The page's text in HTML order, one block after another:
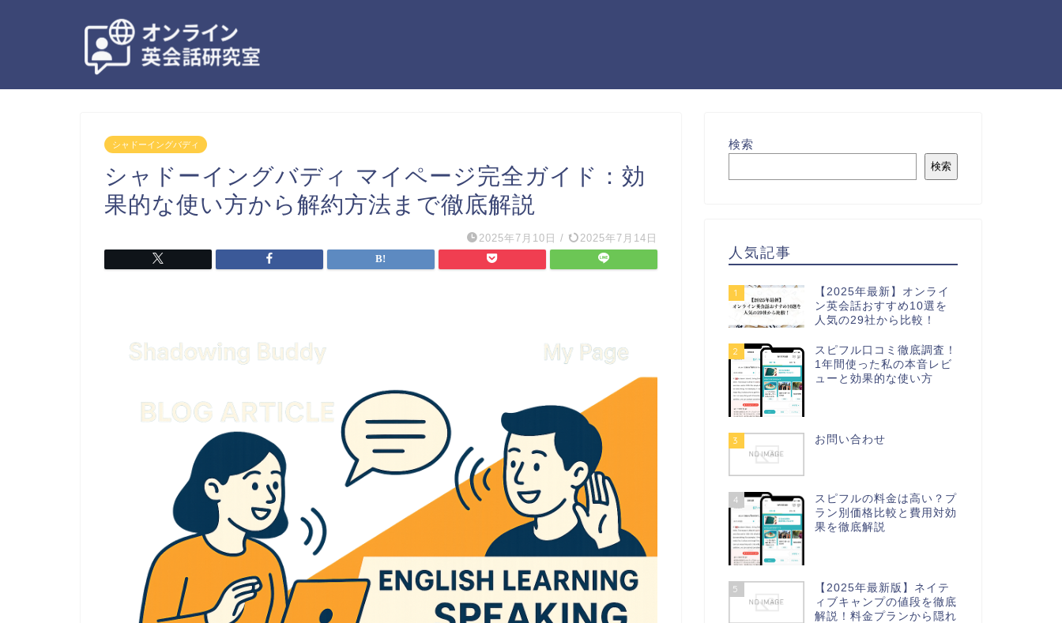
シャドーイングバディ
シャドーイングバディ マイページ完全ガイド：効
果的な使い方から解約方法まで徹底解説
2025年7月10日 / 2025年7月14日
検索
検索
人気記事
1
【2025年最新】オンライ
ン英会話おすすめ10選を
人気の29社から比較！
2
スピフル口コミ徹底調査！
1年間使った私の本音レビ
ューと効果的な使い方
3 お問い合わせ
4
スピフルの料金は高い？プ
ラン別価格比較と費用対効
果を徹底解説
5
【2025年最新版】ネイテ
ィブキャンプの値段を徹底
解説！料金プランから隠れ